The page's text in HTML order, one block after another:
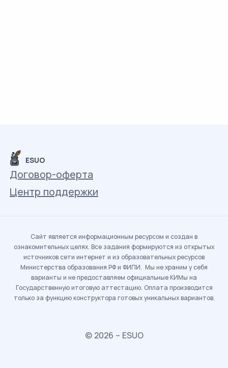
ESUO
Договор-оферта
Центр поддержки
Сайт является информационным ресурсом и создан в
ознакомительных целях. Все задания формируются из открытых
источников сети интернет и из образовательных ресурсов
Министерства образования РФ и ФИПИ. Мы не храним у себя
варианты и не предоставляем официальные КИМы на
Государственную итоговую аттестацию. Оплата производится
только за функцию конструктора готовых уникальных вариантов.
© 2026 – ESUO